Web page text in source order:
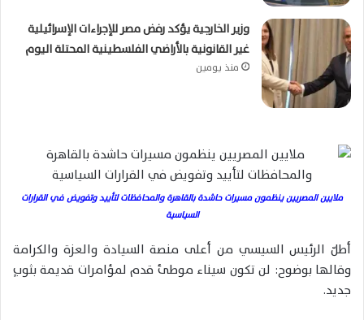
وزير الخارجية يؤكد رفض مصر للإجراءات الإسرائيلية
غير القانونية بالأراضي الفلسطينية المحتلة اليوم
منذ يومين
ملايين المصريين ينظمون مسيرات حاشدة بالقاهرة والمحافظات لتأييد وتفويض في القرارات
السياسية
أطلّ الرئيس السيسي من أعلى منصة السيادة والعزة والكرامة
وقالها بوضوح: لن تكون سيناء موطئ قدم لمؤامرات قديمة بثوبٍ
جديد.